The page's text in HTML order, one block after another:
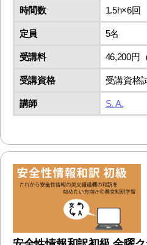
時間数 1.5h×6回
定員 5名
受講料 46,200円
受講資格 受講資格
講師 S. A.